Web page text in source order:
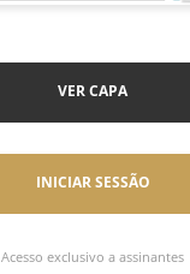
VER CAPA
INICIAR SESSÃO
Acesso exclusivo a assinantes